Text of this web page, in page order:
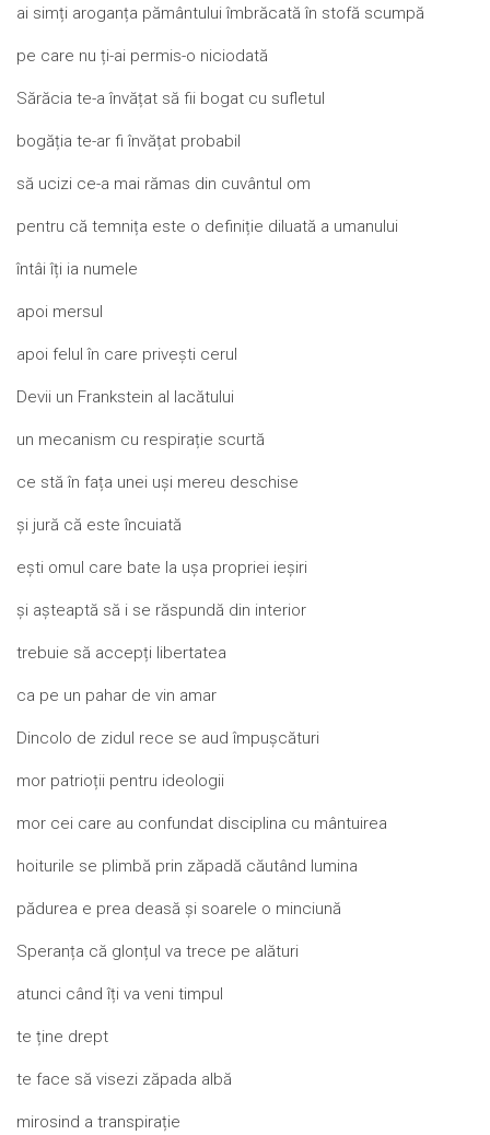
ai simți aroganța pământului îmbrăcată în stofă scumpă
pe care nu ți-ai permis-o niciodată
Sărăcia te-a învățat să fii bogat cu sufletul
bogăția te-ar fi învățat probabil
să ucizi ce-a mai rămas din cuvântul om
pentru că temnița este o definiție diluată a umanului
întâi îți ia numele
apoi mersul
apoi felul în care privești cerul
Devii un Frankstein al lacătului
un mecanism cu respirație scurtă
ce stă în fața unei uși mereu deschise
și jură că este încuiată
ești omul care bate la ușa propriei ieșiri
și așteaptă să i se răspundă din interior
trebuie să accepți libertatea
ca pe un pahar de vin amar
Dincolo de zidul rece se aud împușcături
mor patrioții pentru ideologii
mor cei care au confundat disciplina cu mântuirea
hoiturile se plimbă prin zăpadă căutând lumina
pădurea e prea deasă și soarele o minciună
Speranța că glonțul va trece pe alături
atunci când îți va veni timpul
te ține drept
te face să visezi zăpada albă
mirosind a transpirație